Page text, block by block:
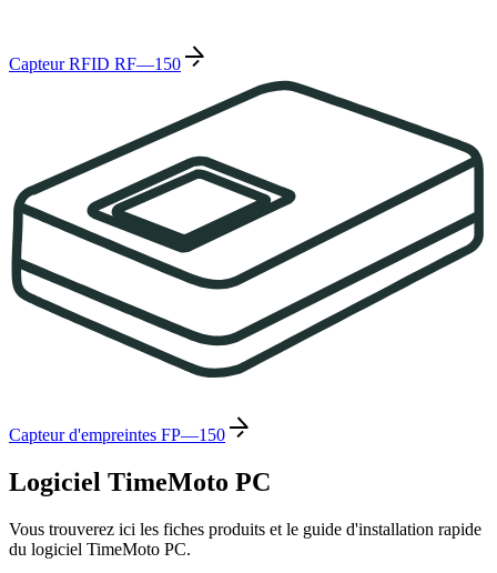
Capteur RFID RF—150
Capteur d'empreintes FP—150
Logiciel TimeMoto PC
Vous trouverez ici les fiches produits et le guide d'installation rapide
du logiciel TimeMoto PC.